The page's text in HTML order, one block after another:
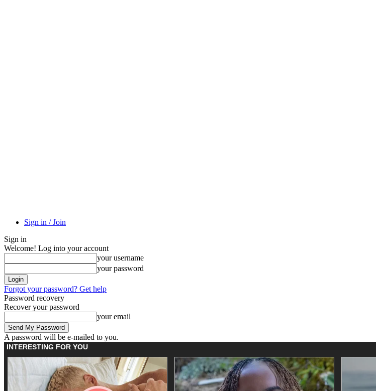
Sign in / Join
Sign in
Welcome! Log into your account
your username
your password
Forgot your password? Get help
Password recovery
Recover your password
your email
A password will be e-mailed to you.